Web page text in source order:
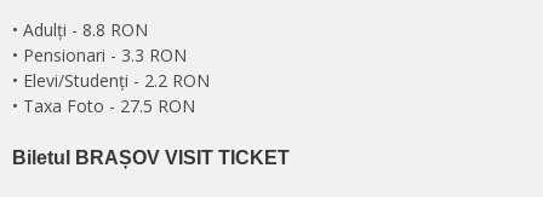
• Adulți - 8.8 RON
• Pensionari - 3.3 RON
• Elevi/Studenți - 2.2 RON
• Taxa Foto - 27.5 RON
Biletul BRAȘOV VISIT TICKET